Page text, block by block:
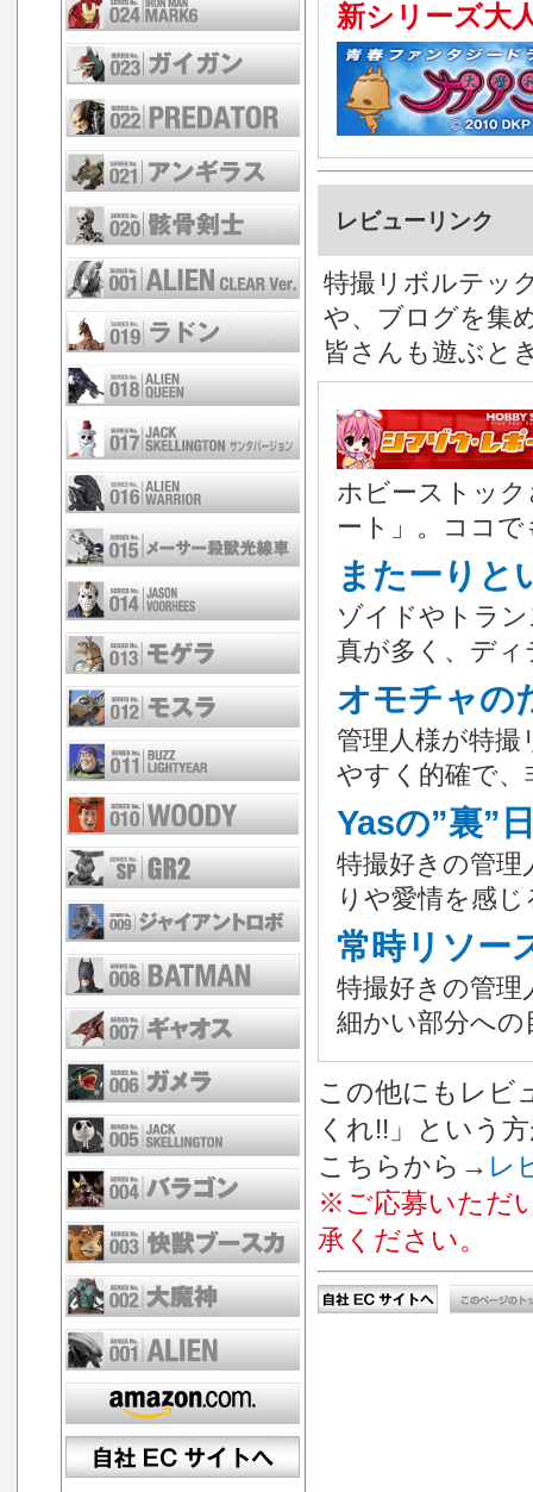
新シリーズ大
レビューリンク
特撮リボルテッ
や、ブログを集
皆さんも遊ぶと
ホビーストッ
ート」。ココ
またーりと
ゾイドやトラ
真が多く、デ
オモチャの
管理人様が特
やすく的確で
Yasの”裏”
特撮好きの管理
りや愛情を感
常時リソー
特撮好きの管理
細かい部分へ
この他にもレビ
くれ!!」という
こちらから→ レ
※ご応募いただ
承ください。